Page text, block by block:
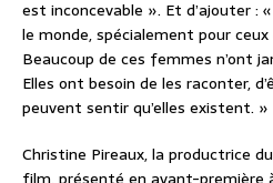
est inconcevable ». Et d’ajouter :
le monde, spécialement pour
Beaucoup de ces femmes n’ont
Elles ont besoin de les raconter,
peuvent sentir qu’elles existent. »
Christine Pireaux, la productrice